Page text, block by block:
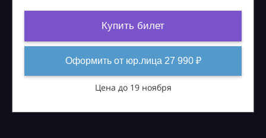
Купить билет
Оформить от юр.лица 27 990 ₽
Цена до 19 ноября